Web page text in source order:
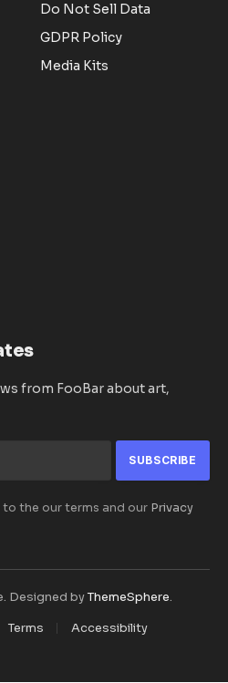
Do Not Sell Data
GDPR Policy
Media Kits
from FooBar about art,
to the our terms and our Privacy
Designed byThemeSphere.
Terms Accessibility